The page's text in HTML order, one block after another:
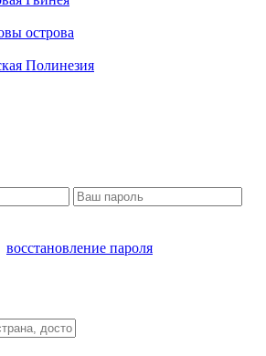
острова
Полинезия
восстановление пароля